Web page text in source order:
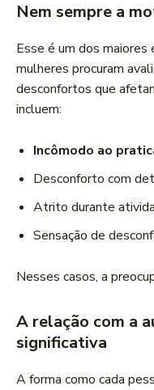
Nem sempre a
Esse é um dos
mulheres procuram
desconfortos que
incluem:
Incômodo ao
Desconforto com
Atrito durante
Sensação de
Nesses casos, a
A relação com a
significativa
A forma como cada